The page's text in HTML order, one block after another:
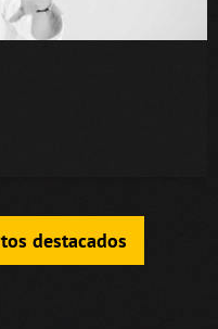
destacados